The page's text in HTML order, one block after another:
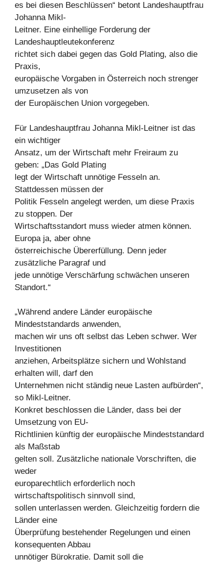
es bei diesen Beschlüssen“ betont Landeshauptfrau
Johanna Mikl-
Leitner. Eine einhellige Forderung der
Landeshauptleutekonferenz
richtet sich dabei gegen das Gold Plating, also die
Praxis,
europäische Vorgaben in Österreich noch strenger
umzusetzen als von
der Europäischen Union vorgegeben.
Für Landeshauptfrau Johanna Mikl-Leitner ist das
ein wichtiger
Ansatz, um der Wirtschaft mehr Freiraum zu
geben: „Das Gold Plating
legt der Wirtschaft unnötige Fesseln an.
Stattdessen müssen der
Politik Fesseln angelegt werden, um diese Praxis
zu stoppen. Der
Wirtschaftsstandort muss wieder atmen können.
Europa ja, aber ohne
österreichische Übererfüllung. Denn jeder
zusätzliche Paragraf und
jede unnötige Verschärfung schwächen unseren
Standort.“
„Während andere Länder europäische
Mindeststandards anwenden,
machen wir uns oft selbst das Leben schwer. Wer
Investitionen
anziehen, Arbeitsplätze sichern und Wohlstand
erhalten will, darf den
Unternehmen nicht ständig neue Lasten aufbürden“,
so Mikl-Leitner.
Konkret beschlossen die Länder, dass bei der
Umsetzung von EU-
Richtlinien künftig der europäische Mindeststandard
als Maßstab
gelten soll. Zusätzliche nationale Vorschriften, die
weder
europarechtlich erforderlich noch
wirtschaftspolitisch sinnvoll sind,
sollen unterlassen werden. Gleichzeitig fordern die
Länder eine
Überprüfung bestehender Regelungen und einen
konsequenten Abbau
unnötiger Bürokratie. Damit soll die